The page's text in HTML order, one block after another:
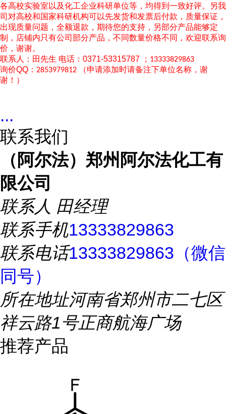
各高校实验室以及化工企业科研单位等，均得到一致好评。另我
司对高校和国家科研机构可以先发货和发票后付款，质量保证，
出现质量问题，全额退款，期待您的支持，另部分产品能够定
制，店铺内只有公司部分产品，不同数量价格不同，欢迎联系询
价，谢谢。
联系人：田先生 电话：0371-53315787 ； 13333829863
询价QQ： 2853979812
（申请添加时请备注下单位名称，谢
谢！）
...
联系我们
（阿尔法）郑州阿尔法化工有
限公司
联系人 田经理
联系手机13333829863
联系电话13333829863（微信
同号）
所在地址河南省郑州市二七区
祥云路1号正商航海广场
推荐产品